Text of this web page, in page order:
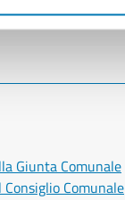
Giunta Comunale
Comunale